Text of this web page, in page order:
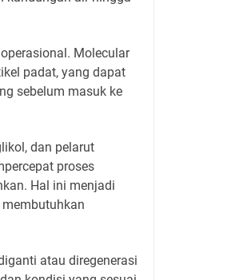
Molecular
padat, yang dapat
sebelum masuk ke
dan pelarut
proses
Hal ini menjadi
atau diregenerasi